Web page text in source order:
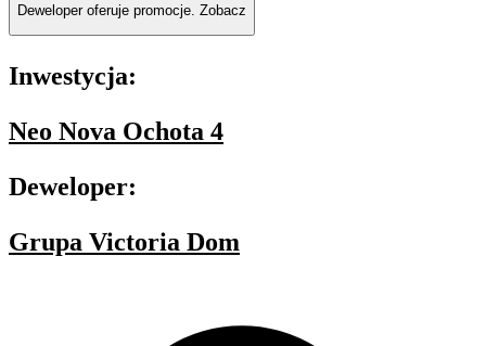
Deweloper oferuje promocje. Zobacz
Inwestycja:
Neo Nova Ochota 4
Deweloper:
Grupa Victoria Dom